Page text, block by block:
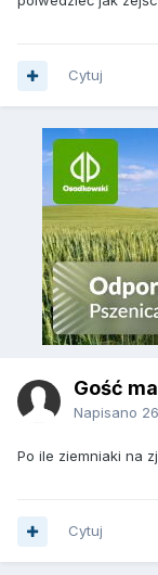
Cytuj
Gość
Napisano
Po ile ziemniaki na
Cytuj